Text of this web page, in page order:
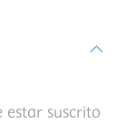
estar suscrito